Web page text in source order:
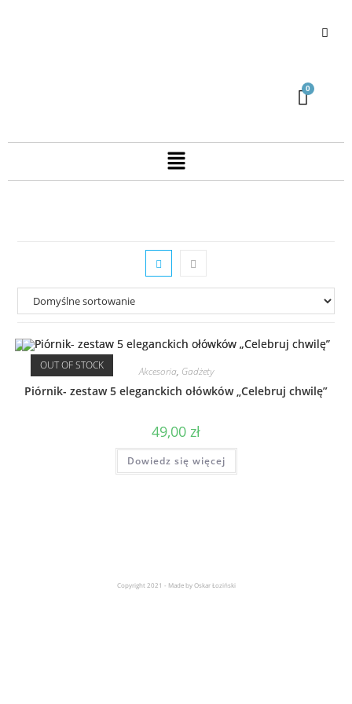
OUT OF STOCK Akcesoria, Gadżety
Piórnik- zestaw 5 eleganckich ołówków „Celebruj chwilę”
49,00 zł
Dowiedz się więcej
Copyright 2021 - Made by Oskar Łoziński